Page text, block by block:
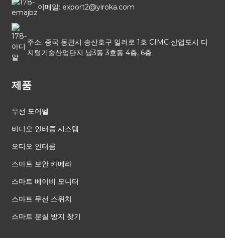
이메일: export2@yiroka.com
주소: 중국 동관시 송산호구 일러로 1호 CIMC 산업도시 디
지털기술산업단지 남3동 3호동 4층, 6층
제품
무선 도어벨
비디오 인터콤 시스템
오디오 인터콤
스마트 보안 카메라
스마트 베이비 모니터
스마트 무선 스위치
스마트 분실 방지 찾기